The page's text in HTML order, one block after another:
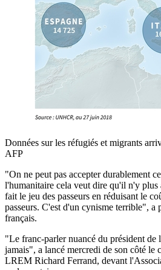
Données sur les réfugiés et migrants
AFP
"On ne peut pas accepter durablement
l'humanitaire cela veut dire qu'il n'y
fait le jeu des passeurs en réduisant le
passeurs. C'est d'un cynisme terrible", a
français.
"Le franc-parler nuancé du président de
jamais", a lancé mercredi de son côté le
LREM Richard Ferrand, devant